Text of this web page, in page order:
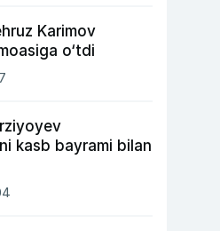
Karimov
o‘tdi
kasb bayrami bilan